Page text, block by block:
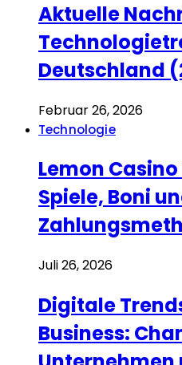
Aktuelle
Deutschland
Februar 26, 2026
Technologie
Lemon
Spiele, Boni
Juli 26, 2026
Digitale
Business: